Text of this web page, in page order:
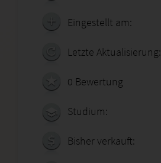
Eingestellt am:
Letzte Aktualisierung:
0 Bewertung
Studium:
Bisher verkauft: